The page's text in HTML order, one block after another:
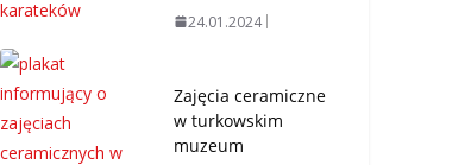
24.01.2024
Zajęcia ceramiczne
w turkowskim
muzeum